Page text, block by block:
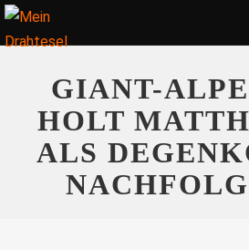
GIANT-
HOLT
ALS